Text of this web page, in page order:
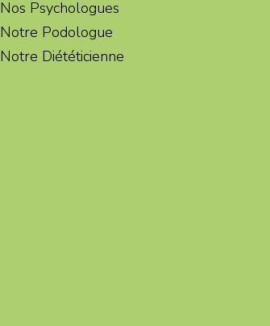
Nos Psychologues
Notre Podologue
Notre Diététicienne